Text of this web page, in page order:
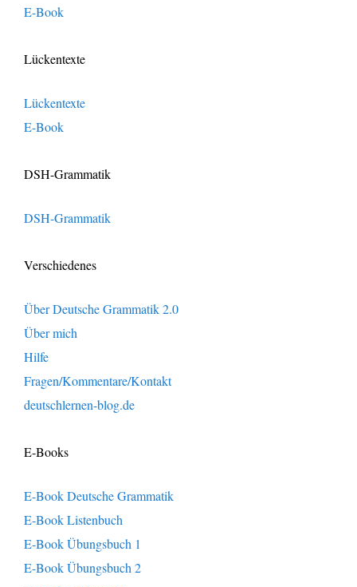
E-Book
Lückentexte
Lückentexte
E-Book
DSH-Grammatik
DSH-Grammatik
Verschiedenes
Über Deutsche Grammatik 2.0
Über mich
Hilfe
Fragen/Kommentare/Kontakt
deutschlernen-blog.de
E-Books
E-Book Deutsche Grammatik
E-Book Listenbuch
E-Book Übungsbuch 1
E-Book Übungsbuch 2